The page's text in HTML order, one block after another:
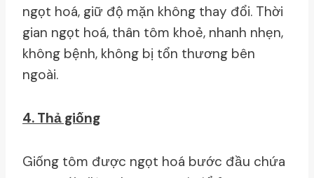
ngọt hoá, giữ độ mặn không thay đổi. Thời
gian ngọt hoá, thân tôm khoẻ, nhanh nhẹn,
không bệnh, không bị tổn thương bên
ngoài.
4. Thả giống
Giống tôm được ngọt hoá bước đầu chứa